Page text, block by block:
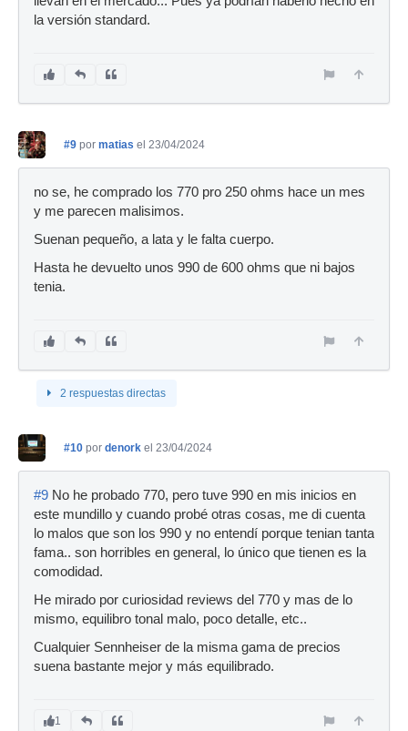
la versión standard.
#9 por matias el 23/04/2024
no se, he comprado los 770 pro 250 ohms hace un mes
y me parecen malisimos.
Suenan pequeño, a lata y le falta cuerpo.
Hasta he devuelto unos 990 de 600 ohms que ni bajos
tenia.
2 respuestas directas
#10 por denork el 23/04/2024
#9 No he probado 770, pero tuve 990 en mis inicios en
este mundillo y cuando probé otras cosas, me di cuenta
lo malos que son los 990 y no entendí porque tenian tanta
fama.. son horribles en general, lo único que tienen es la
comodidad.
He mirado por curiosidad reviews del 770 y mas de lo
mismo, equilibro tonal malo, poco detalle, etc..
Cualquier Sennheiser de la misma gama de precios
suena bastante mejor y más equilibrado.
1